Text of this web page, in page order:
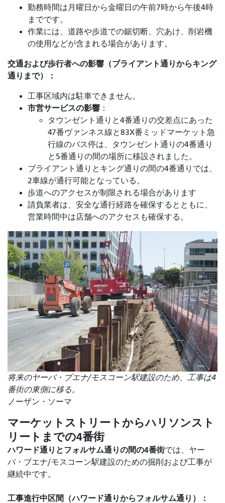
勤務時間は月曜日から金曜日の午前7時から午後4時
までです。
作業には、道路や歩道での鋸切断、穴あけ、削岩機
の使用などが含まれる場合があります。
交通および歩行者への影響（ブライアント通りからキング
通りまで）：
工事区域内は駐車できません。
市営サービスの影響 ：
タウンゼント通りと4番通りの交差点にあった
47番ヴァンネス線と83X番ミッドマーケット急
行線のバス停は、タウンゼント通りの4番通り
と5番通りの間の場所に移設されました。
ブライアント通りとキング通りの間の4番通りでは、
2車線が通行可能となっている。
歩道へのアクセスが制限される場合があります
請負業者は、安全な通行経路を確保するとともに、
営業時間中は店舗へのアクセスも確保する。
将来のヤーバ・ブエナ/モスコーン駅建設のため、工事は4
番街の東側に移る。
ノーザン・ソーマ
マーケットストリートからハリソンスト
リートまでの4番街
ハワード通りとフォルサム通りの間の4番街では、ヤー
バ・ブエナ/モスコーン駅建設のための掘削および工事が
継続中です。
工事進行中区間（ハワード通りからフォルサム通り）：